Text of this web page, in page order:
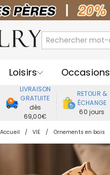
Loisirs
Occasions
Destinataires
Nouveaux
LIVRAISON
GRATUITE
dès
69,00€
RETOUR &
ÉCHANGE
60 jours
Accueil VIE Ornements en bois